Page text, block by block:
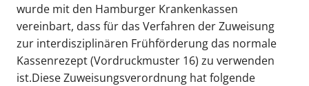
wurde mit den Hamburger Krankenkassen
vereinbart, dass für das Verfahren der Zuweisung
zur interdisziplinären Frühförderung das normale
Kassenrezept (Vordruckmuster 16) zu verwenden
ist.Diese Zuweisungsverordnung hat folgende